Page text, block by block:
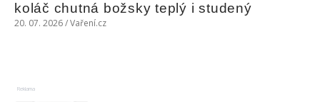
koláč chutná božsky teplý i studený
20. 07. 2026 / Vaření.cz
Reklama